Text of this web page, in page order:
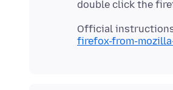
Official
firefox-from-